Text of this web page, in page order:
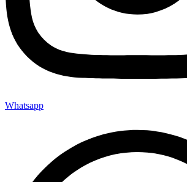
Whatsapp